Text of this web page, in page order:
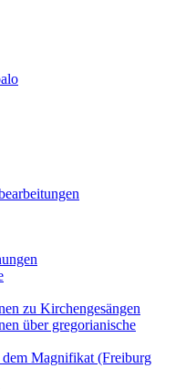
zu Kirchengesängen
über gregorianische
dem Magnifikat (Freiburg